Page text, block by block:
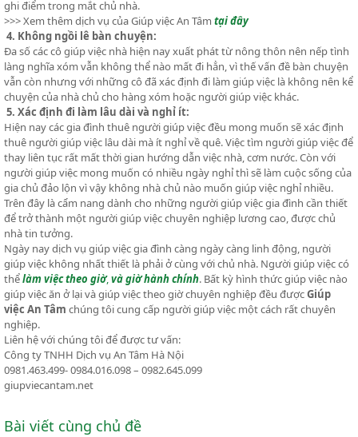
ghi điểm trong mắt chủ nhà.
>>> Xem thêm dịch vụ của Giúp việc An Tâm tại đây
4. Không ngồi lê bàn chuyện:
Đa số các cô giúp việc nhà hiện nay xuất phát từ nông thôn nên nếp tình
làng nghĩa xóm vẫn không thể nào mất đi hẳn, vì thế vấn đề bàn chuyện
vẫn còn nhưng với những cô đã xác định đi làm giúp việc là không nên kể
chuyện của nhà chủ cho hàng xóm hoặc người giúp việc khác.
5. Xác định đi làm lâu dài và nghỉ ít:
Hiện nay các gia đình thuê người giúp việc đều mong muốn sẽ xác định
thuê người giúp việc lâu dài mà ít nghỉ về quê. Việc tìm người giúp việc để
thay liên tục rất mất thời gian hướng dẫn việc nhà, cơm nước. Còn với
người giúp việc mong muốn có nhiều ngày nghỉ thì sẽ làm cuộc sống của
gia chủ đảo lộn vì vậy không nhà chủ nào muốn giúp việc nghỉ nhiều.
Trên đây là cẩm nang dành cho những người giúp việc gia đình cần thiết
để trở thành một người giúp việc chuyên nghiệp lương cao, được chủ
nhà tin tưởng.
Ngày nay dịch vụ giúp việc gia đình càng ngày càng linh động, người
giúp việc không nhất thiết là phải ở cùng với chủ nhà. Người giúp việc có
thểlàm việc theo giờ, và giờ hành chính. Bất kỳ hình thức giúp việc nào
giúp việc ăn ở lại và giúp việc theo giờ chuyên nghiệp đều đượcGiúp
việc An Tâm chúng tôi cung cấp người giúp việc một cách rất chuyên
nghiệp.
Liên hệ với chúng tôi để được tư vấn:
Công ty TNHH Dịch vụ An Tâm Hà Nội
0981.463.499- 0984.016.098 – 0982.645.099
giupviecantam.net
Bài viết cùng chủ đề